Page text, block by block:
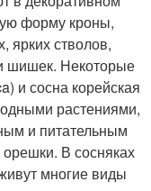
форму кроны,
ярких стволов,
шишек. Некоторые
и сосна корейская
растениями,
и питательным
В сосняках
многие виды